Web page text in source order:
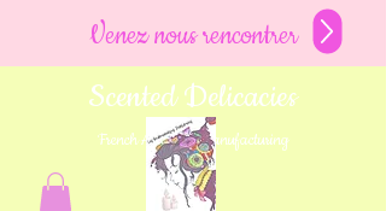
Venez nous rencontrer
Scented Delicacies
French Artisanal Manufacturing